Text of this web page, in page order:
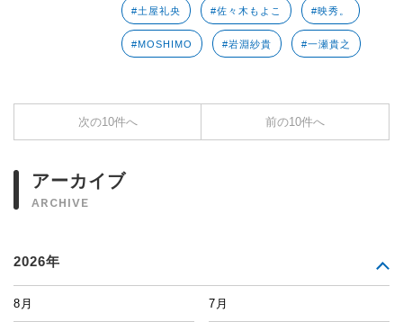
#土屋礼央 #佐々木もよこ #映秀。
#MOSHIMO #岩淵紗貴 #一瀬貴之
次の10件へ 前の10件へ
アーカイブ
ARCHIVE
2026年
8月 7月